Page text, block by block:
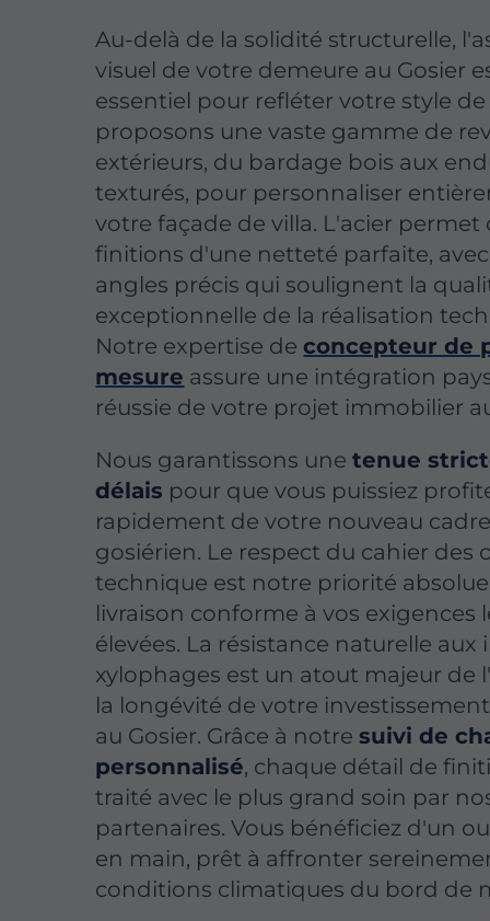
Au-delà de la solidité structurelle,
visuel de votre demeure au Gosier
essentiel pour refléter votre style de
proposons une vaste gamme de
extérieurs, du bardage bois aux
texturés, pour personnaliser
votre façade de villa. L'acier permet
finitions d'une netteté parfaite,
angles précis qui soulignent la
exceptionnelle de la réalisation
Notre expertise deconcepteur de
mesure assure une intégration
réussie de votre projet immobilier
Nous garantissons unetenue
délais pour que vous puissiez
rapidement de votre nouveau
gosiérien. Le respect du cahier des
technique est notre priorité
livraison conforme à vos exigences
élevées. La résistance naturelle aux
xylophages est un atout majeur de
la longévité de votre
au Gosier. Grâce à notresuivi de
personnalisé, chaque détail de
traité avec le plus grand soin par
partenaires. Vous bénéficiez d'un
en main, prêt à affronter
conditions climatiques du bord de